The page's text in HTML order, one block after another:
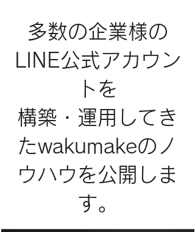
多数の企業様の
LINE公式アカウン
トを
​構築・運用してき
たwakumakeのノ
ウハウを公開しま
す。